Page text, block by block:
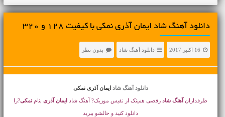
دانلود آهنگ شاد ایمان آذری نمکی با کیفیت 128 و 320
16 اکتبر 2017 دانلود آهنگ شاد بدون نظر
دانلود آهنگ شاد ایمان آذری نمکی
طرفداران آهنگ شادرقصی همینک از نفیس موزیک? آهنگ شاد ایمان آذریبنام نمکی?را
دانلود کنید و حالشو ببرید